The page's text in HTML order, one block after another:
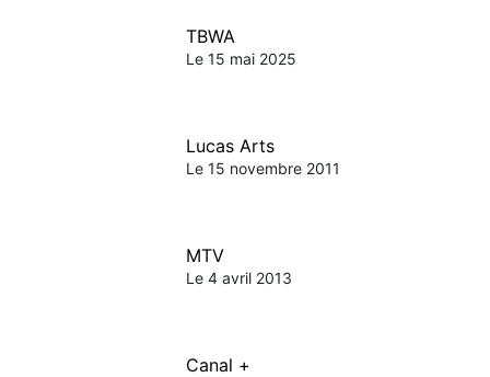
TBWA
Le 15 mai 2025
Lucas Arts
Le 15 novembre 2011
MTV
Le 4 avril 2013
Canal +